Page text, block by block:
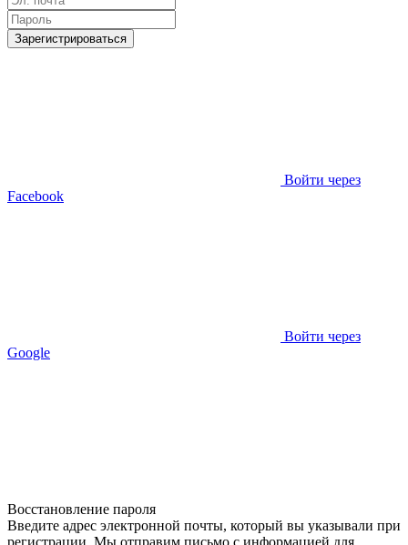
Зарегистрироваться
Войти через
Facebook
Войти через
Google
Восстановление пароля
Введите адрес электронной почты, который вы указывали при
регистрации. Мы отправим письмо с информацией для